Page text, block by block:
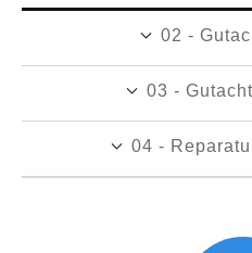
02 -
03 -
04 -